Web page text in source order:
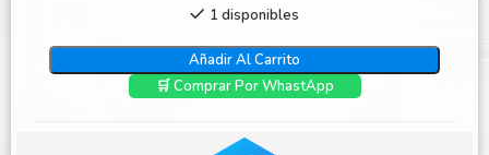
1 disponibles
Añadir Al Carrito
🛒 Comprar Por WhastApp